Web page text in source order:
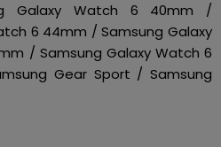
Galaxy Watch 6 40mm /
6 44mm / Samsung Galaxy
/ Samsung Galaxy Watch 6
Gear Sport / Samsung